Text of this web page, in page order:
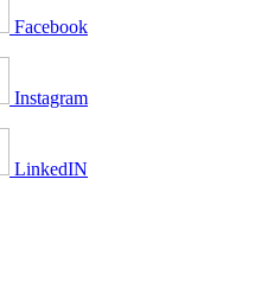
Facebook
Instagram
LinkedIN